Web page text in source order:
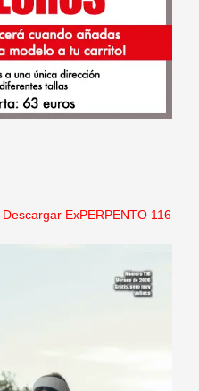
Descargar ExPERPENTO 116